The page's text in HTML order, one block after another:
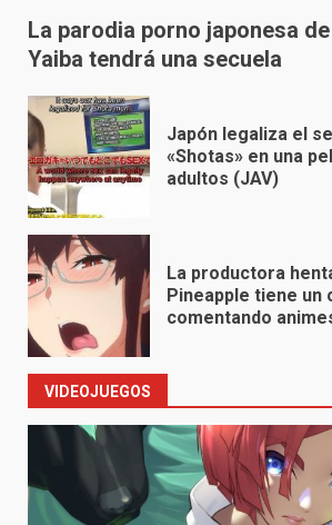
La parodia porno japonesa
Yaiba tendrá una secuela
Japón legaliza el
«Shotas» en una
adultos (JAV)
La productora
Pineapple tiene un
comentando
VIDEOJUEGOS